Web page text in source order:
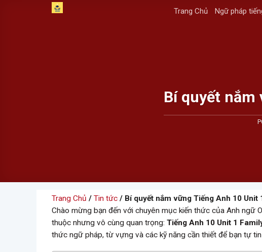
Trang Chủ Ngữ pháp
Bí quyết nắm
Trang Chủ / Tin tức / Bí quyết nắm vững Tiếng Anh 10 Unit
Chào mừng bạn đến với chuyên mục kiến thức của Anh ngữ
thuộc nhưng vô cùng quan trọng: Tiếng Anh 10 Unit 1
thức ngữ pháp, từ vựng và các kỹ năng cần thiết để bạn tự